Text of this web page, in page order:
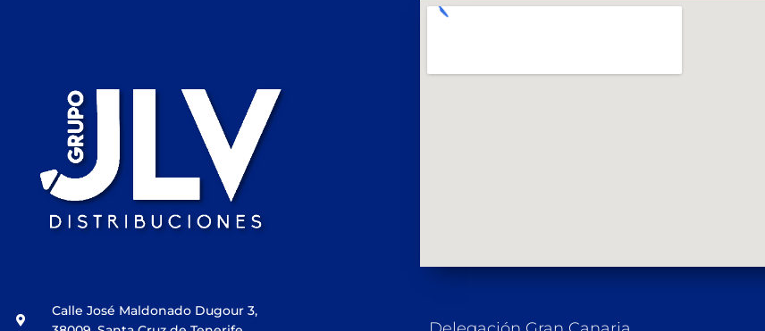
Calle José Maldonado Dugour 3,